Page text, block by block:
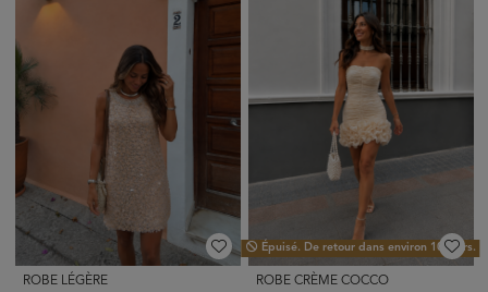
ROBE LÉGÈRE
Épuisé. De retour dans environ 10 jours.
ROBE CRÈME COCCO